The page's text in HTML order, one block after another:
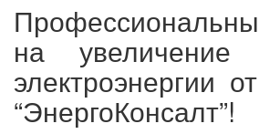
на увеличение
электроэнергии
“ЭнергоКонсалт”!